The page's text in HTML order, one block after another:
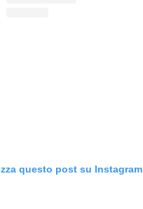
questo post su Instagram